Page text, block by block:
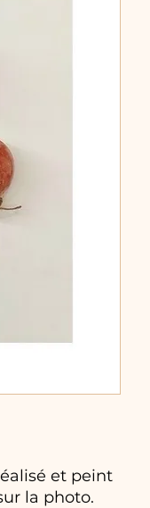
et peint
la photo.